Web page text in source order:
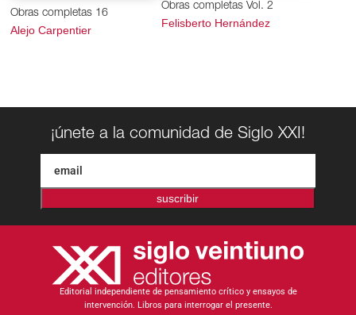
Obras completas 16
Alejo Carpentier
Obras completas Vol. 2
Felisberto Hernández
¡únete a la comunidad de Siglo XXI!
suscribir
Editorial independiente de pensamiento crítico y ensayos de
intervención. Libros para interrogar el presente.